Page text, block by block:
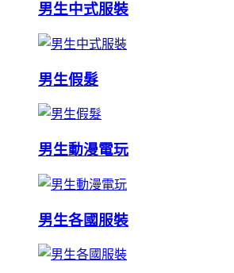
男生中式服裝
男生假髮
男生動漫電玩
男生各國服裝